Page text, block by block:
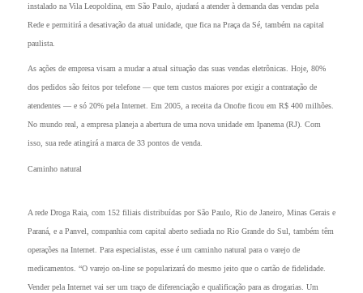
instalado na Vila Leopoldina, em São Paulo, ajudará a atender à demanda das vendas pela
Rede e permitirá a desativação da atual unidade, que fica na Praça da Sé, também na capital
paulista.
As ações de empresa visam a mudar a atual situação das suas vendas eletrônicas. Hoje, 80%
dos pedidos são feitos por telefone — que tem custos maiores por exigir a contratação de
atendentes — e só 20% pela Internet. Em 2005, a receita da Onofre ficou em R$ 400 milhões.
No mundo real, a empresa planeja a abertura de uma nova unidade em Ipanema (RJ). Com
isso, sua rede atingirá a marca de 33 pontos de venda.
Caminho natural
A rede Droga Raia, com 152 filiais distribuídas por São Paulo, Rio de Janeiro, Minas Gerais e
Paraná, e a Panvel, companhia com capital aberto sediada no Rio Grande do Sul, também têm
operações na Internet. Para especialistas, esse é um caminho natural para o varejo de
medicamentos. “O varejo on-line se popularizará do mesmo jeito que o cartão de fidelidade.
Vender pela Internet vai ser um traço de diferenciação e qualificação para as drogarias. Um